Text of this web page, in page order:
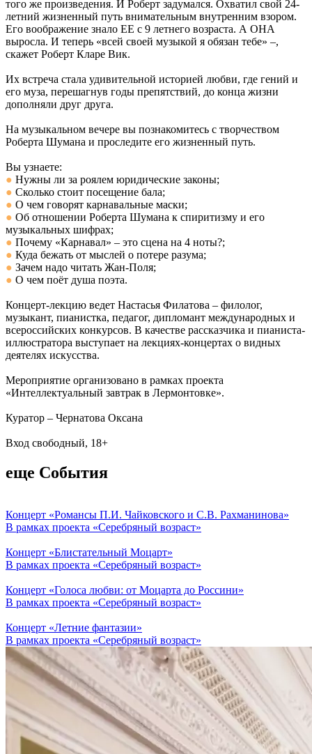
того же произведения. И Роберт задумался. Охватил свой 24-
летний жизненный путь внимательным внутренним взором.
Его воображение знало ЕЕ с 9 летнего возраста. А ОНА
выросла. И теперь «всей своей музыкой я обязан тебе» –,
скажет Роберт Кларе Вик.
Их встреча стала удивительной историей любви, где гений и
его муза, перешагнув годы препятствий, до конца жизни
дополняли друг друга.
На музыкальном вечере вы познакомитесь с творчеством
Роберта Шумана и проследите его жизненный путь.
Вы узнаете:
● Нужны ли за роялем юридические законы;
● Сколько стоит посещение бала;
● О чем говорят карнавальные маски;
● Об отношении Роберта Шумана к спиритизму и его
музыкальных шифрах;
● Почему «Карнавал» – это сцена на 4 ноты?;
● Куда бежать от мыслей о потере разума;
● Зачем надо читать Жан-Поля;
● О чем поёт душа поэта.
Концерт-лекцию ведет Настасья Филатова – филолог,
музыкант, пианистка, педагог, дипломант международных и
всероссийских конкурсов. В качестве рассказчика и пианиста-
иллюстратора выступает на лекциях-концертах о видных
деятелях искусства.
Мероприятие организовано в рамках проекта
«Интеллектуальный завтрак в Лермонтовке».
Куратор – Чернатова Оксана
Вход свободный, 18+
еще События
Концерт «Романсы П.И. Чайковского и С.В. Рахманинова»
В рамках проекта «Серебряный возраст»
Концерт «Блистательный Моцарт»
В рамках проекта «Серебряный возраст»
Концерт «Голоса любви: от Моцарта до Россини»
В рамках проекта «Серебряный возраст»
Концерт «Летние фантазии»
В рамках проекта «Серебряный возраст»